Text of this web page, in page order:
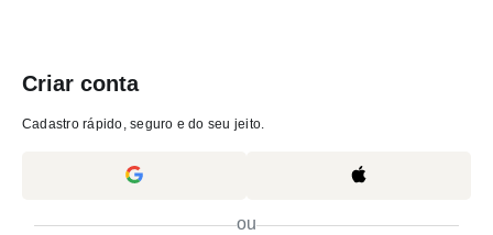
Criar conta
Cadastro rápido, seguro e do seu jeito.
ou